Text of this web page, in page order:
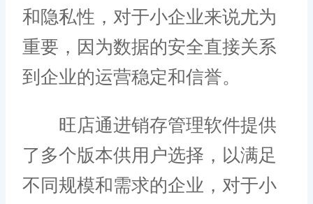
和隐私性，对于小企业来说尤为
重要，因为数据的安全直接关系
到企业的运营稳定和信誉。
旺店通进销存管理软件提供
了多个版本供用户选择，以满足
不同规模和需求的企业，对于小